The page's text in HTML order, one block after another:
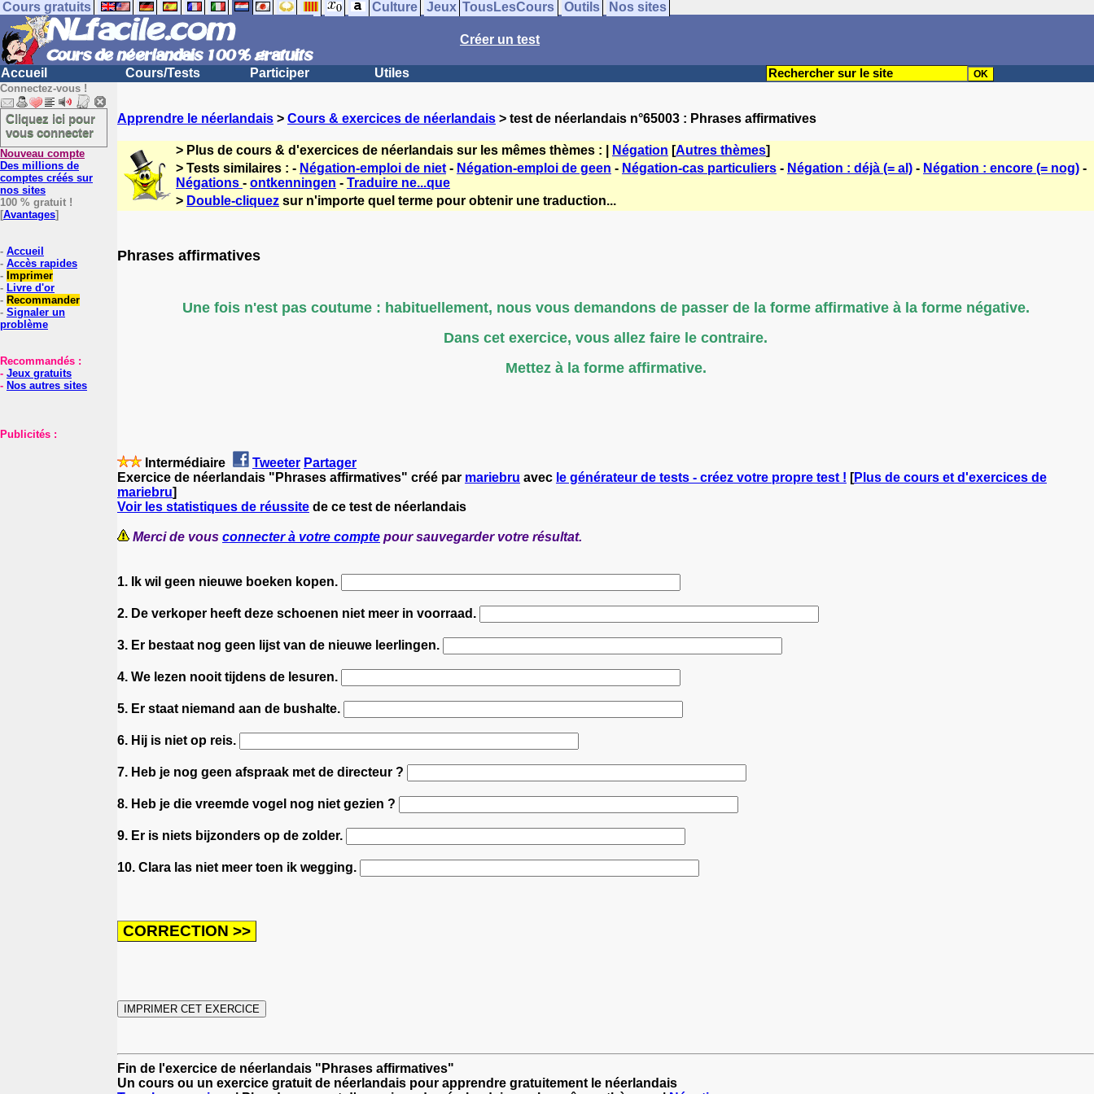
Cours gratuits Culture Jeux TousLesCours Outils Nos sites
Créer un test
Accueil Cours/Tests Participer Utiles
Connectez-vous !
Cliquez ici pour
vous connecter
Nouveau compte
Des millions de
comptes créés sur
nos sites
100 % gratuit !
[Avantages]
- Accueil
- Accès rapides
- Imprimer
- Livre d'or
- Recommander
- Signaler un
problème
Recommandés :
- Jeux gratuits
- Nos autres sites
Publicités :
Apprendre le néerlandais > Cours & exercices de néerlandais > test de néerlandais n°65003 : Phrases affirmatives
> Plus de cours & d'exercices de néerlandais sur les mêmes thèmes : | Négation [Autres thèmes]
> Tests similaires : - Négation-emploi de niet - Négation-emploi de geen - Négation-cas particuliers - Négation : déjà (= al) - Négation : encore (= nog) -
Négations - ontkenningen - Traduire ne...que
> Double-cliquez sur n'importe quel terme pour obtenir une traduction...
Phrases affirmatives
Une fois n'est pas coutume : habituellement, nous vous demandons de passer de la forme affirmative à la forme négative.
Dans cet exercice, vous allez faire le contraire.
Mettez à la forme affirmative.
Intermédiaire Tweeter Partager
Exercice de néerlandais "Phrases affirmatives" créé par mariebru avec le générateur de tests - créez votre propre test ! [Plus de cours et d'exercices de
mariebru]
Voir les statistiques de réussite de ce test de néerlandais
Merci de vous connecter à votre compte pour sauvegarder votre résultat.
1. Ik wil geen nieuwe boeken kopen.
2. De verkoper heeft deze schoenen niet meer in voorraad.
3. Er bestaat nog geen lijst van de nieuwe leerlingen.
4. We lezen nooit tijdens de lesuren.
5. Er staat niemand aan de bushalte.
6. Hij is niet op reis.
7. Heb je nog geen afspraak met de directeur ?
8. Heb je die vreemde vogel nog niet gezien ?
9. Er is niets bijzonders op de zolder.
10. Clara las niet meer toen ik wegging.
Fin de l'exercice de néerlandais "Phrases affirmatives"
Un cours ou un exercice gratuit de néerlandais pour apprendre gratuitement le néerlandais